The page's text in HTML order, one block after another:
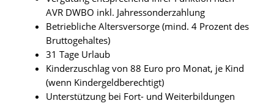
AVR DWBO inkl. Jahressonderzahlung
Betriebliche Altersversorge (mind. 4 Prozent des
Bruttogehaltes)
31 Tage Urlaub
Kinderzuschlag von 88 Euro pro Monat, je Kind
(wenn Kindergeldberechtigt)
Unterstützung bei Fort- und Weiterbildungen